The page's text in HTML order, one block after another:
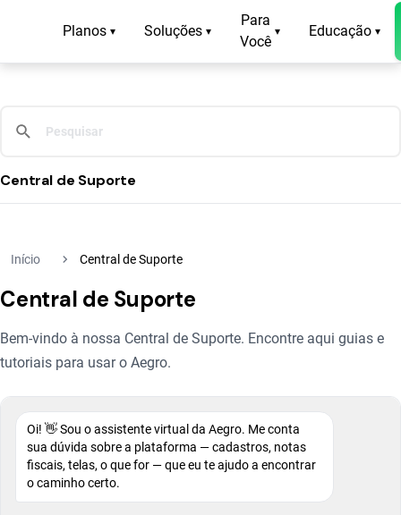
Planos ▾ Soluções ▾
Para
Você
▾ Educação ▾
Central de Suporte
Início navigate_next Central de Suporte
Central de Suporte
Bem-vindo à nossa Central de Suporte. Encontre aqui guias e
tutoriais para usar o Aegro.
Oi! 👋 Sou o assistente virtual da Aegro. Me conta
sua dúvida sobre a plataforma — cadastros, notas
fiscais, telas, o que for — que eu te ajudo a encontrar
o caminho certo.